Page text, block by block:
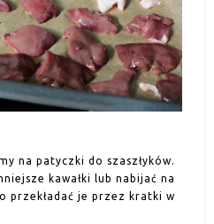
na patyczki do szaszłyków.
kawałki lub nabijać na
przekładać je przez kratki w